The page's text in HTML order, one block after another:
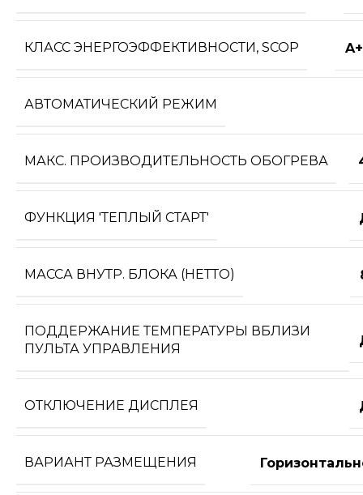
КЛАСС ЭНЕРГОЭФФЕКТИВНОСТИ, SCOP
АВТОМАТИЧЕСКИЙ РЕЖИМ
МАКС. ПРОИЗВОДИТЕЛЬНОСТЬ ОБОГРЕВА
ФУНКЦИЯ 'ТЕПЛЫЙ СТАРТ'
МАССА ВНУТР. БЛОКА (НЕТТО)
ПОДДЕРЖАНИЕ ТЕМПЕРАТУРЫ ВБЛИЗИ
ПУЛЬТА УПРАВЛЕНИЯ
ОТКЛЮЧЕНИЕ ДИСПЛЕЯ
ВАРИАНТ РАЗМЕЩЕНИЯ